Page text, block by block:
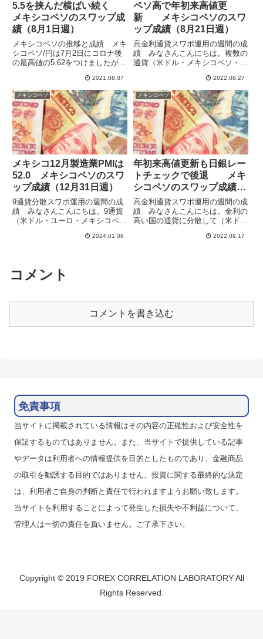
5.5を挟んだ横ばい続く
メキシコペソのスワップ成
績（8月1日週）
メキシコペソの推移と成績 メキ
シコペソ/円は7月2日にコロナ後
の最高値の5.62をつけましたが、
りするレンジ相場が続いていて、
8月に入っても動きがあまりあり
ません。8月1日週も5.51で始まっ
て5.50で終...
2021.08.07
ペソ高で年初来高値更
新 メキシコペソのスワ
ップ成績（8月21日週）
高金利通貨スワポ運用の週間の成
績 みなさんこんにちは。複数の
通貨（米ドル・メキシコペソ・南
ラジルレアル・インドルピー・ポ
ーランドズロチ）でリスク分散し
て、ハイレバ運用でスワポを年
100%くらい稼げるか検証して
い...
2022.08.27
メキシコペソ
メキシコ12月製造業PMIは
52.0 メキシコペソのスワ
ップ成績（12月31日週）
9通貨分散スワポ運用の週間の成
績 みなさんこんにちは。9通貨
（米ドル・ユーロ・メキシコペ
ル・インドルピー・ポーランドズ
運用をしています。ハイレバで高
収益...
2024.01.06
メキシコペソ
年初来高値更新も日銀レー
トチェックで後退 メキ
シコペソのスワップ成績
（9月11日週）
高金利通貨スワポ運用の週間の成
績 みなさんこんにちは。金利の
高い国の通貨に分散して（米ド
ンド・トルコリラ・ブラジルレア
2022.09.17
コメント
コメントを書き込む
免責事項
当サイトに掲載されている情報はその内容の正確性および安全性を
保証するものではありません。また、当サイトで提供している記事
やデータは利用者への情報提供を目的としたものであり、金融商品
の取引を勧誘する目的ではありません。投資に関する最終的な決定
は、利用者ご自身の判断と責任で行われますようお願い致します。
当サイトを利用することによって発生した損失や不利益について、
管理人は一切の責任を負いません。ご了承下さい。
Copyright © 2019 FOREX CORRELATION LABORATORY All
Rights Reserved.